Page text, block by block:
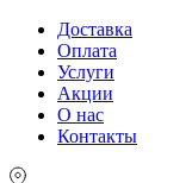
Доставка
Оплата
Услуги
Акции
О нас
Контакты